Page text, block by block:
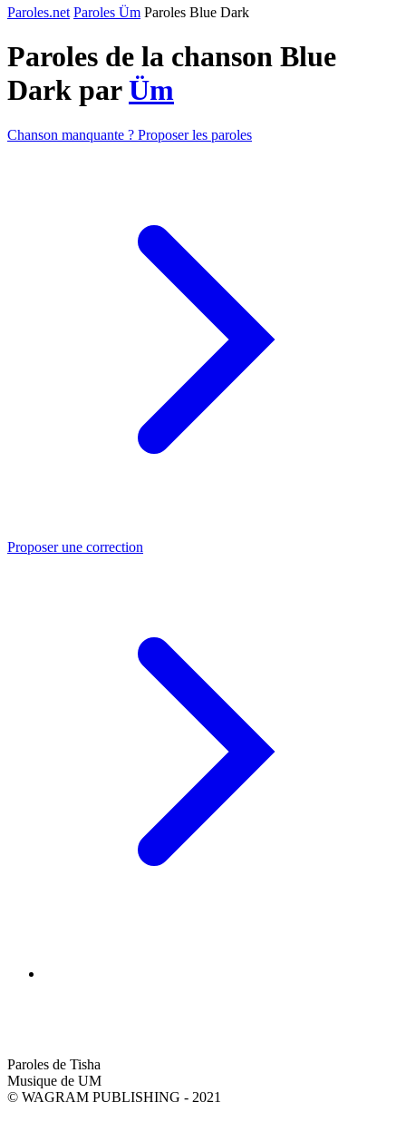
Paroles.net Paroles Üm Paroles Blue Dark
Paroles de la chanson Blue
Dark parÜm
Chanson manquante ? Proposer les paroles
Proposer une correction
Paroles de Tisha
Musique de UM
© WAGRAM PUBLISHING - 2021